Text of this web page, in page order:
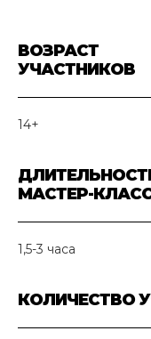
ВОЗРАСТ
УЧАСТНИКОВ
14+
МАСТЕР-
1,5-3 часа
КОЛИЧЕСТВО